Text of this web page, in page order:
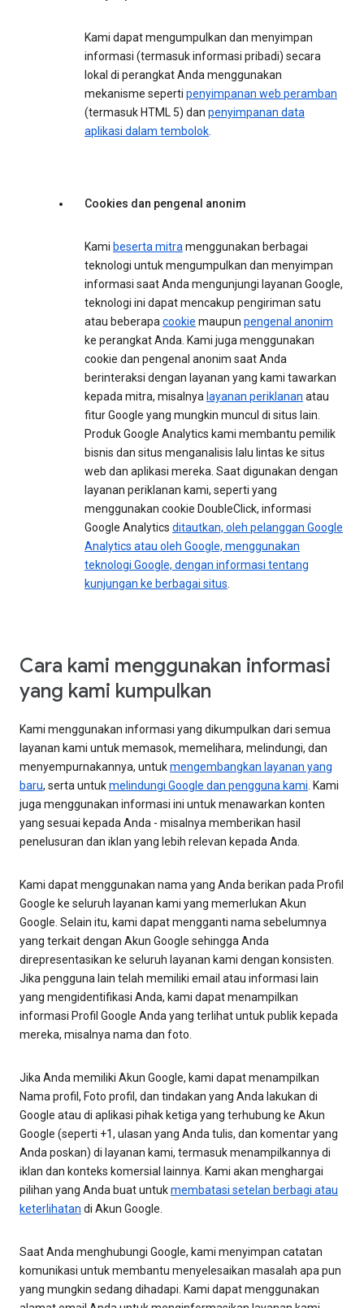
Kami dapat mengumpulkan dan menyimpan
informasi (termasuk informasi pribadi) secara
lokal di perangkat Anda menggunakan
mekanisme seperti penyimpanan web peramban
(termasuk HTML 5) dan penyimpanan data
aplikasi dalam tembolok.
Cookies dan pengenal anonim
Kami beserta mitramenggunakan berbagai
teknologi untuk mengumpulkan dan menyimpan
informasi saat Anda mengunjungi layanan Google,
teknologi ini dapat mencakup pengiriman satu
atau beberapacookie maupun pengenal anonim
ke perangkat Anda. Kami juga menggunakan
cookie dan pengenal anonim saat Anda
berinteraksi dengan layanan yang kami tawarkan
kepada mitra, misalnya layanan periklanan atau
fitur Google yang mungkin muncul di situs lain.
Produk Google Analytics kami membantu pemilik
bisnis dan situs menganalisis lalu lintas ke situs
web dan aplikasi mereka. Saat digunakan dengan
layanan periklanan kami, seperti yang
menggunakan cookie DoubleClick, informasi
Google Analytics ditautkan, oleh pelanggan Google
Analytics atau oleh Google, menggunakan
teknologi Google, dengan informasi tentang
kunjungan ke berbagai situs.
Cara kami menggunakan informasi
yang kami kumpulkan
Kami menggunakan informasi yang dikumpulkan dari semua
layanan kami untuk memasok, memelihara, melindungi, dan
menyempurnakannya, untukmengembangkan layanan yang
baru, serta untukmelindungi Google dan pengguna kami. Kami
juga menggunakan informasi ini untuk menawarkan konten
yang sesuai kepada Anda - misalnya memberikan hasil
penelusuran dan iklan yang lebih relevan kepada Anda.
Kami dapat menggunakan nama yang Anda berikan pada Profil
Google ke seluruh layanan kami yang memerlukan Akun
Google. Selain itu, kami dapat mengganti nama sebelumnya
yang terkait dengan Akun Google sehingga Anda
direpresentasikan ke seluruh layanan kami dengan konsisten.
Jika pengguna lain telah memiliki email atau informasi lain
yang mengidentifikasi Anda, kami dapat menampilkan
informasi Profil Google Anda yang terlihat untuk publik kepada
mereka, misalnya nama dan foto.
Jika Anda memiliki Akun Google, kami dapat menampilkan
Nama profil, Foto profil, dan tindakan yang Anda lakukan di
Google atau di aplikasi pihak ketiga yang terhubung ke Akun
Google (seperti +1, ulasan yang Anda tulis, dan komentar yang
Anda poskan) di layanan kami, termasuk menampilkannya di
iklan dan konteks komersial lainnya. Kami akan menghargai
pilihan yang Anda buat untukmembatasi setelan berbagi atau
keterlihatan di Akun Google.
Saat Anda menghubungi Google, kami menyimpan catatan
komunikasi untuk membantu menyelesaikan masalah apa pun
yang mungkin sedang dihadapi. Kami dapat menggunakan